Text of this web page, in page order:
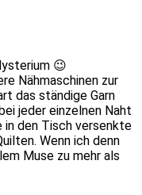
😉
Nähmaschinen zur
das ständige Garn
jeder einzelnen Naht
in den Tisch versenkte
Wenn ich denn
Muse zu mehr als